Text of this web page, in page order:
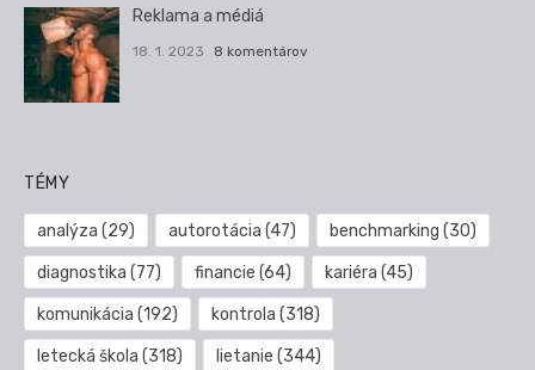
Reklama a médiá
18. 1. 2023 8 komentárov
TÉMY
analýza (29) autorotácia (47) benchmarking (30)
diagnostika (77) financie (64) kariéra (45)
komunikácia (192) kontrola (318)
letecká škola (318) lietanie (344)